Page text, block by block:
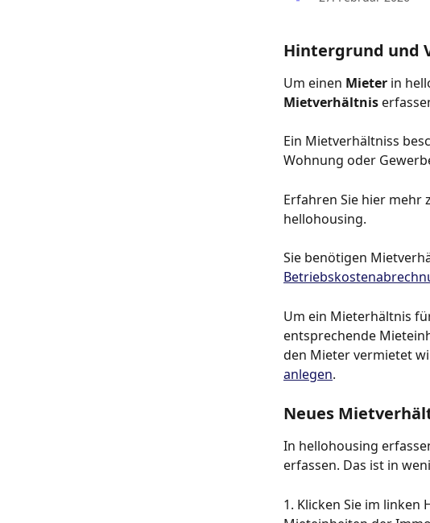
Hintergrund und
Um einen Mieter in
Mietverhältnis
Ein Mietverhältniss
Wohnung oder
Erfahren Sie hier mehr
hellohousing.
Sie benötigen
Um ein Mieterhältnis
entsprechende
den Mieter vermietet
anlegen.
Neues
In hellohousing
erfassen. Das ist in
1. Klicken Sie im linken